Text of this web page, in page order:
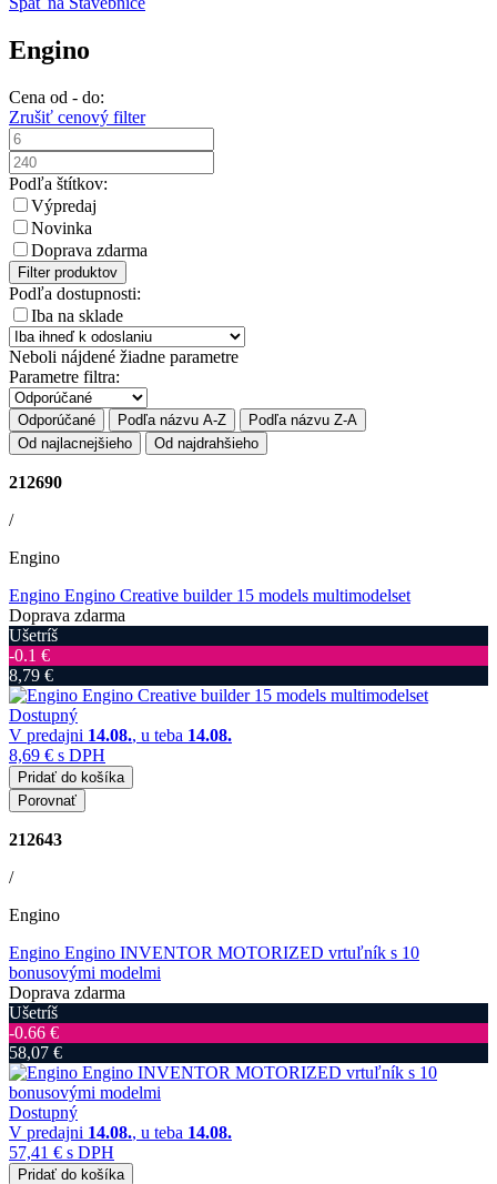
Engino
Cena od - do:
Zrušiť cenový filter
Podľa štítkov:
Výpredaj
Novinka
Doprava zdarma
Filter produktov
Podľa dostupnosti:
Iba na sklade
Neboli nájdené žiadne parametre
Parametre filtra:
Odporúčané Podľa názvu A-Z
Podľa názvu Z-A
Od najlacnejšieho
Od najdrahšieho
212690
/
Engino
Engino Engino Creative builder 15 models multimodelset
Doprava zdarma
Ušetríš
‐0.1 €
8,79 €
Dostupný
V predajni 14.08., u teba 14.08.
8,69 € s DPH
Pridať do košíka
Porovnať
212643
/
Engino
Engino Engino INVENTOR MOTORIZED vrtuľník s 10
bonusovými modelmi
Doprava zdarma
Ušetríš
‐0.66 €
58,07 €
Dostupný
V predajni 14.08., u teba 14.08.
57,41 € s DPH
Pridať do košíka